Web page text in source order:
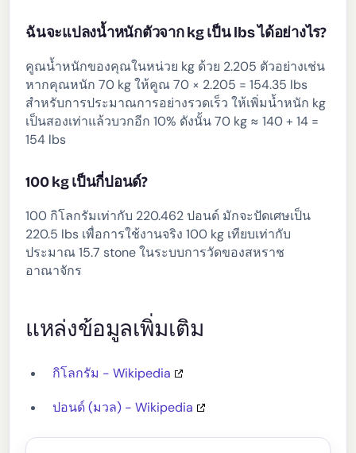
ฉันจะแปลงน้ำหนักตัวจาก kg เป็น lbs ได้อย่างไร?
คูณน้ำหนักของคุณในหน่วย kg ด้วย 2.205 ตัวอย่างเช่น
หากคุณหนัก 70 kg ให้คูณ 70 × 2.205 = 154.35 lbs
สำหรับการประมาณการอย่างรวดเร็ว ให้เพิ่มน้ำหนัก kg
เป็นสองเท่าแล้วบวกอีก 10% ดังนั้น 70 kg ≈ 140 + 14 =
154 lbs
100 kg เป็นกี่ปอนด์?
100 กิโลกรัมเท่ากับ 220.462 ปอนด์ มักจะปัดเศษเป็น
220.5 lbs เพื่อการใช้งานจริง 100 kg เทียบเท่ากับ
ประมาณ 15.7 stone ในระบบการวัดของสหราช
อาณาจักร
แหล่งข้อมูลเพิ่มเติม
กิโลกรัม - Wikipedia
ปอนด์ (มวล) - Wikipedia